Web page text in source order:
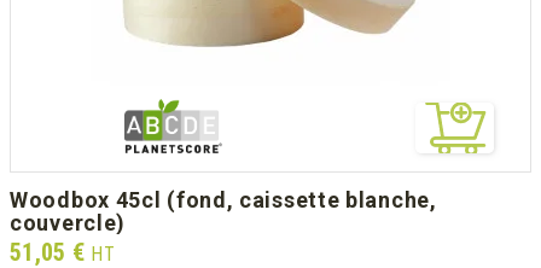
woodbox 45cl (fond, caissette blanche,
couvercle)
Prix
51,05 € HT